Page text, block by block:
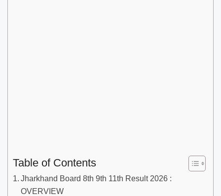
Table of Contents
Jharkhand Board 8th 9th 11th Result 2026 :
OVERVIEW